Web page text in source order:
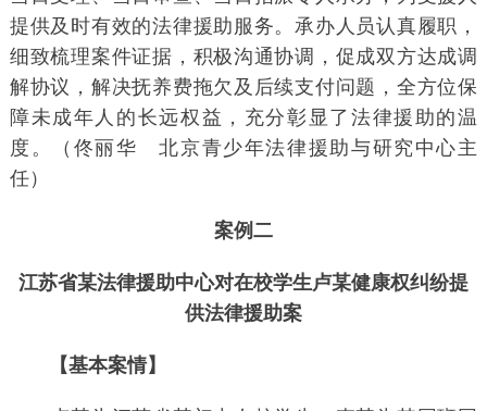
提供及时有效的法律援助服务。承办人员认真履职，
细致梳理案件证据，积极沟通协调，促成双方达成调
解协议，解决抚养费拖欠及后续支付问题，全方位保
障未成年人的长远权益，充分彰显了法律援助的温
度。（佟丽华 北京青少年法律援助与研究中心主
任）
案例二
江苏省某法律援助中心对在校学生卢某健康权纠纷提
供法律援助案
【基本案情】